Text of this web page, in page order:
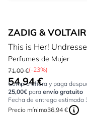
ZADIG &
This is Her!
Perfumes de Mujer
71,00 €(-23%)
Tan bajo como:
54,94 €
Compra ahora y paga
25,00€ para envío gratuito
Fecha de entrega estimada
Precio mínimo36,94 €